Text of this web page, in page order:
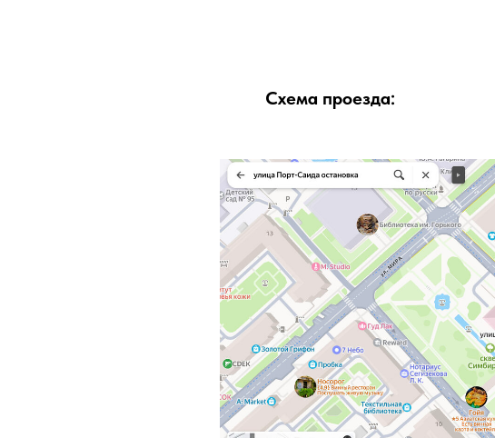
Схема проезда: